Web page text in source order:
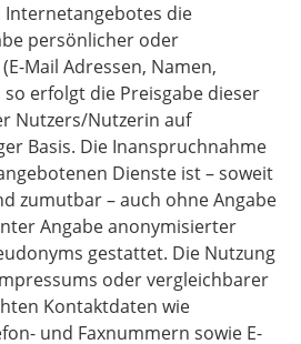
die
persönlicher oder
Mail Adressen, Namen,
erfolgt die Preisgabe dieser
Nutzers/Nutzerin auf
Basis. Die Inanspruchnahme
Dienste ist – soweit
zumutbar – auch ohne Angabe
Angabe anonymisierter
gestattet. Die Nutzung
oder vergleichbarer
Kontaktdaten wie
und Faxnummern sowie E-